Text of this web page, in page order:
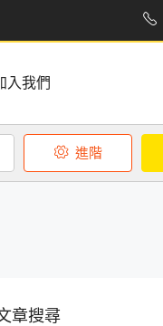
入我們
進階
章搜尋